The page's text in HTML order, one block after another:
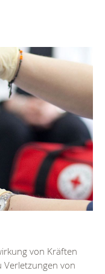
von Kräften
Verletzungen von